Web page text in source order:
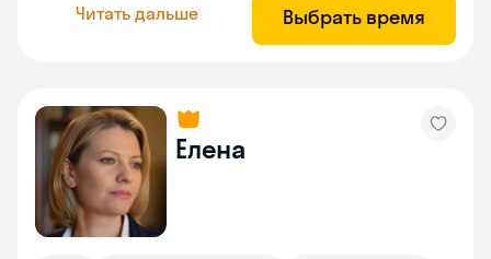
Читать дальше Выбрать время
Елена